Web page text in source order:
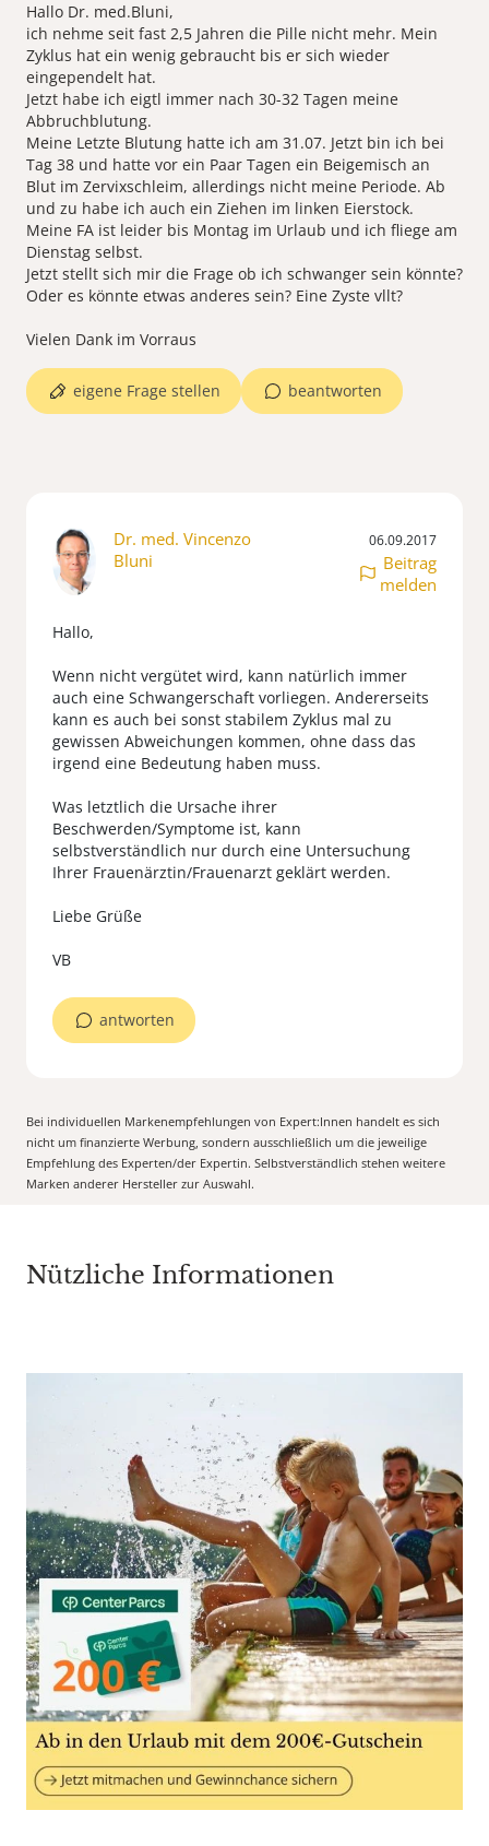
Hallo Dr. med.Bluni,
ich nehme seit fast 2,5 Jahren die Pille nicht mehr. Mein
Zyklus hat ein wenig gebraucht bis er sich wieder
eingependelt hat.
Jetzt habe ich eigtl immer nach 30-32 Tagen meine
Abbruchblutung.
Meine Letzte Blutung hatte ich am 31.07. Jetzt bin ich bei
Tag 38 und hatte vor ein Paar Tagen ein Beigemisch an
Blut im Zervixschleim, allerdings nicht meine Periode. Ab
und zu habe ich auch ein Ziehen im linken Eierstock.
Meine FA ist leider bis Montag im Urlaub und ich fliege am
Dienstag selbst.
Jetzt stellt sich mir die Frage ob ich schwanger sein könnte?
Oder es könnte etwas anderes sein? Eine Zyste vllt?
Vielen Dank im Vorraus
beantworten
eigene Frage stellen
Dr. med. Vincenzo
Bluni
06.09.2017
Beitrag
melden
Hallo,
Wenn nicht vergütet wird, kann natürlich immer
auch eine Schwangerschaft vorliegen. Andererseits
kann es auch bei sonst stabilem Zyklus mal zu
gewissen Abweichungen kommen, ohne dass das
irgend eine Bedeutung haben muss.
Was letztlich die Ursache ihrer
Beschwerden/Symptome ist, kann
selbstverständlich nur durch eine Untersuchung
Ihrer Frauenärztin/Frauenarzt geklärt werden.
Liebe Grüße
VB
antworten
Bei individuellen Markenempfehlungen von Expert:Innen handelt es sich
nicht um finanzierte Werbung, sondern ausschließlich um die jeweilige
Empfehlung des Experten/der Expertin. Selbstverständlich stehen weitere
Marken anderer Hersteller zur Auswahl.
Nützliche Informationen